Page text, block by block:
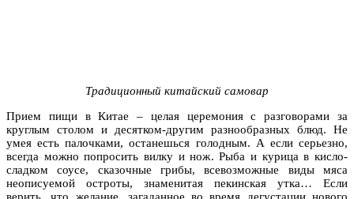
Традиционный китайский самовар
Прием пищи в Китае – целая церемония с разговорами за
круглым столом и десятком-другим разнообразных блюд. Не
умея есть палочками, останешься голодным. А если серьезно,
всегда можно попросить вилку и нож. Рыба и курица в кисло-
сладком соусе, сказочные грибы, всевозможные виды мяса
неописуемой остроты, знаменитая пекинская утка… Если